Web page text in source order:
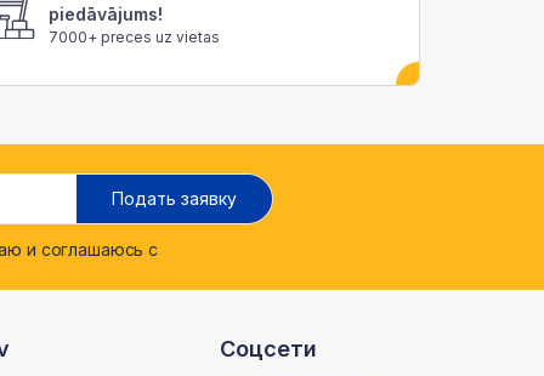
piedāvājums!
7000+ preces uz vietas
Подать заявку
и соглашаюсь с
Соцсети